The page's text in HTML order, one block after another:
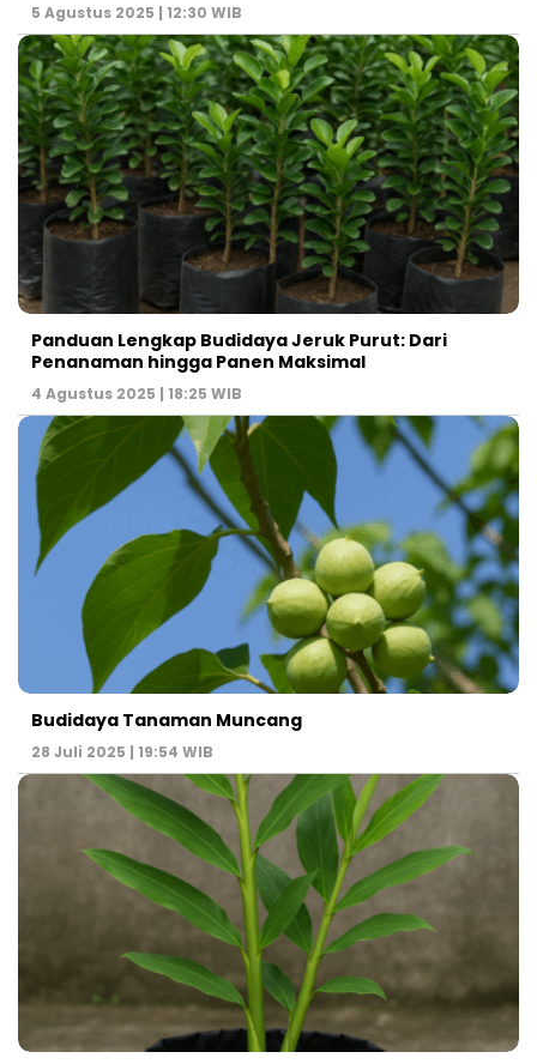
5 Agustus 2025 | 12:30 WIB
Panduan Lengkap Budidaya Jeruk Purut: Dari
Penanaman hingga Panen Maksimal
4 Agustus 2025 | 18:25 WIB
Budidaya Tanaman Muncang
28 Juli 2025 | 19:54 WIB